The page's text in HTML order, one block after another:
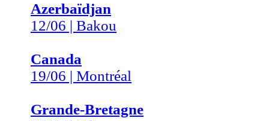
Azerbaïdjan
12/06 | Bakou
Canada
19/06 | Montréal
Grande-Bretagne